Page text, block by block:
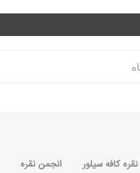
کافه سیلور انجمن نقره